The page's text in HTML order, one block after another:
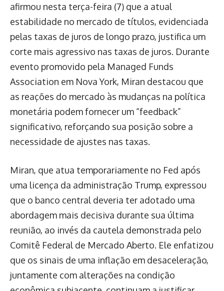
afirmou nesta terça-feira (7) que a atual
estabilidade no mercado de títulos, evidenciada
pelas taxas de juros de longo prazo, justifica um
corte mais agressivo nas taxas de juros. Durante
evento promovido pela Managed Funds
Association em Nova York, Miran destacou que
as reações do mercado às mudanças na política
monetária podem fornecer um “feedback”
significativo, reforçando sua posição sobre a
necessidade de ajustes nas taxas.
Miran, que atua temporariamente no Fed após
uma licença da administração Trump, expressou
que o banco central deveria ter adotado uma
abordagem mais decisiva durante sua última
reunião, ao invés da cautela demonstrada pelo
Comitê Federal de Mercado Aberto. Ele enfatizou
que os sinais de uma inflação em desaceleração,
juntamente com alterações na condição